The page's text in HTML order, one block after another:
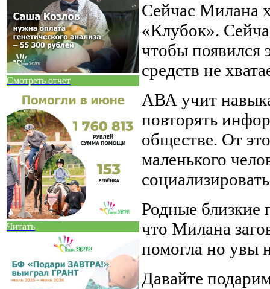
Смотреть отчет
Читать
Сейчас Милана
«Клубок».
чтобы появился
средств не
АВА учит
повторять
обществе. От
маленького
Родные близкие
что Милана
помогла но увы
Давайте